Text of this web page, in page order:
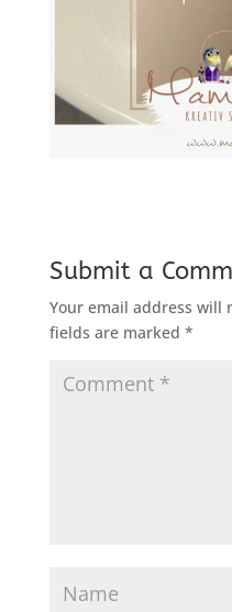
Submit a
Your email address will
fields are marked *